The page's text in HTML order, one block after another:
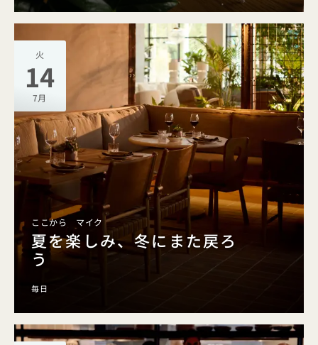
火
14
7月
ここから マイク
夏を楽しみ、冬にまた戻ろ
う
毎日